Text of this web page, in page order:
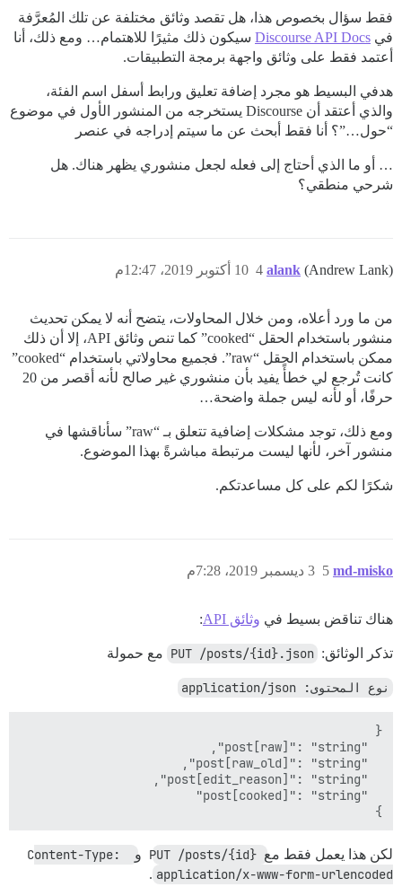
فقط سؤال بخصوص هذا، هل تقصد وثائق مختلفة عن تلك المُعرَّفة
في Discourse API Docs سيكون ذلك مثيرًا للاهتمام… ومع ذلك، أنا
أعتمد فقط على وثائق واجهة برمجة التطبيقات.
هدفي البسيط هو مجرد إضافة تعليق ورابط أسفل اسم الفئة،
والذي أعتقد أن Discourse يستخرجه من المنشور الأول في موضوع
“حول…”؟ أنا فقط أبحث عن ما سيتم إدراجه في عنصر
… أو ما الذي أحتاج إلى فعله لجعل منشوري يظهر هناك. هل
شرحي منطقي؟
alank (Andrew Lank) 10 أكتوبر 2019، 12:47م 4
من ما ورد أعلاه، ومن خلال المحاولات، يتضح أنه لا يمكن تحديث
منشور باستخدام الحقل “cooked” كما تنص وثائق API، إلا أن ذلك
ممكن باستخدام الحقل “raw”. فجميع محاولاتي باستخدام “cooked”
كانت تُرجع لي خطأً يفيد بأن منشوري غير صالح لأنه أقصر من 20
حرفًا، أو لأنه ليس جملة واضحة…
ومع ذلك، توجد مشكلات إضافية تتعلق بـ “raw” سأناقشها في
منشور آخر، لأنها ليست مرتبطة مباشرةً بهذا الموضوع.
شكرًا لكم على كل مساعدتكم.
md-misko 3 ديسمبر 2019، 7:28م 5
هناك تناقض بسيط في وثائق API :
تذكر الوثائق: PUT /posts/{id}.json مع حمولة
نوع المحتوى: application/json
}
لكن هذا يعمل فقط مع PUT /posts/{id} و
Content-Type:
application/x-www-form-urlencoded
.